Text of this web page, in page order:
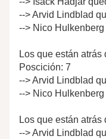
--> Arvid Lindblad
--> Nico
Los que están atrás
Poscición: 7
--> Arvid Lindblad
--> Nico
Los que están
--> Arvid Lindblad